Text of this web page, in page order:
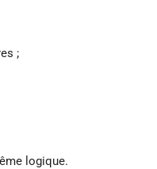
;
logique.